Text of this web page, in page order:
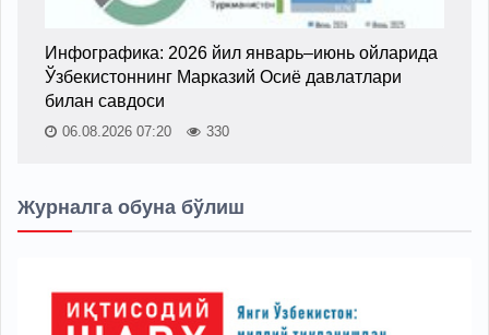
Инфографика: 2026 йил январь–июнь ойларида
Ўзбекистоннинг Марказий Осиё давлатлари
билан савдоси
06.08.2026 07:20 330
Журналга обуна бўлиш